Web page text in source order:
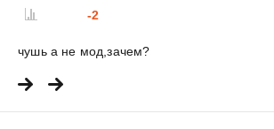
-2
чушь а не мод,зачем?